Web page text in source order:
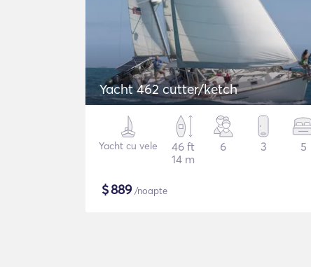
Yacht 462 cutter/ketch
Yacht cu vele
46 ft
14 m
6 3 5
$889/noapte